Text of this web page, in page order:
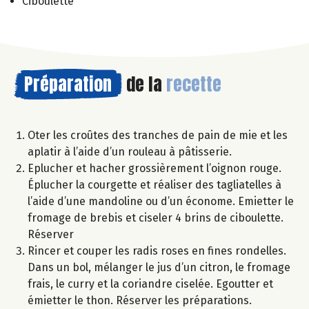
Préparation de la recette
Oter les croûtes des tranches de pain de mie et les
aplatir à l’aide d’un rouleau à pâtisserie.
Eplucher et hacher grossièrement l’oignon rouge.
Éplucher la courgette et réaliser des tagliatelles à
l’aide d’une mandoline ou d’un économe. Emietter le
fromage de brebis et ciseler 4 brins de ciboulette.
Réserver
Rincer et couper les radis roses en fines rondelles.
Dans un bol, mélanger le jus d’un citron, le fromage
frais, le curry et la coriandre ciselée. Egoutter et
émietter le thon. Réserver les préparations.